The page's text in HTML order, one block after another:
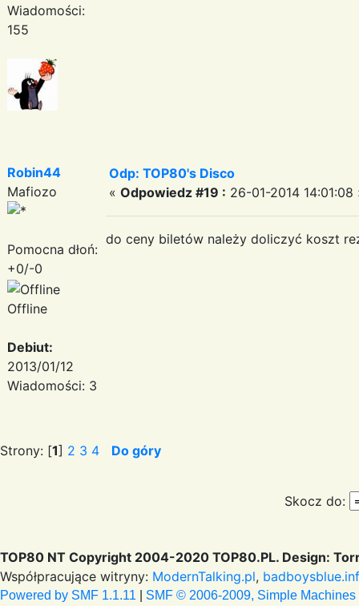
Wiadomości:
155
Robin44
Mafiozo
Pomocna dłoń:
+0/-0
Offline
Debiut:
2013/01/12
Wiadomości: 3
Odp: TOP80's Disco
« Odpowiedz #19 : 26-01-2014 14:01:08
do ceny biletów należy doliczyć koszt
Strony: [1] 2 3 4 Do góry
Skocz do:
TOP80 NT Copyright 2004-2020 TOP80.PL. Design:
Współpracujące witryny: ModernTalking.pl,
Powered by SMF 1.1.11 SMF © 2006-2009, Simple Machines